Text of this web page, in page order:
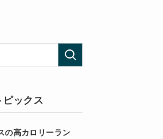
ピックス
の高カロリーラン